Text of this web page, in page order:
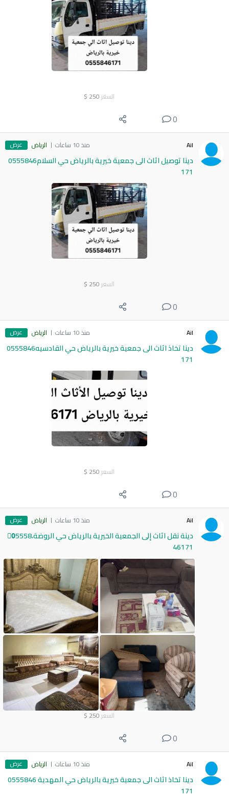
السعر 250
$
0
Ail منذ 10 ساعات الرياض عرض
دينا توصيل اثاث الى جمعية خيرية بالرياض حي السلام0555846
171
السعر 250
$
0
Ail منذ 10 ساعات الرياض عرض
دينا تخاذ اثاث الى جمعية خيرية بالرياض حي القادسيه0555846
171
السعر 250
$
0
Ail منذ 10 ساعات الرياض عرض
دينة نقل اثاث إلى الجمعية الخيرية بالرياض حي الروضة،0َ5558
46171
السعر 250
$
0
Ail منذ 10 ساعات الرياض عرض
دينا تخاذ اثاث الى جمعية خيرية بالرياض حي المهدية 0555846
171